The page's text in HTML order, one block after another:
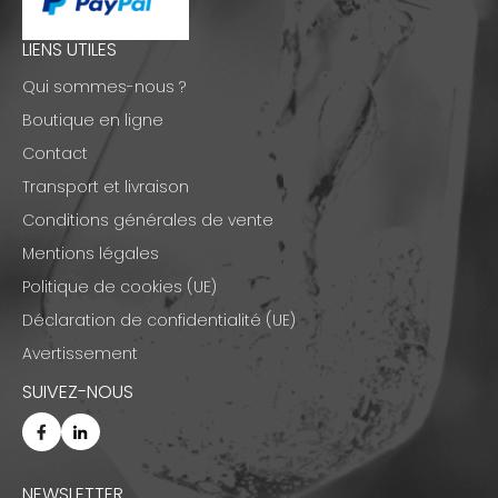
LIENS UTILES
Qui sommes-nous ?
Boutique en ligne
Contact
Transport et livraison
Conditions générales de vente
Mentions légales
Politique de cookies (UE)
Déclaration de confidentialité (UE)
Avertissement
SUIVEZ-NOUS